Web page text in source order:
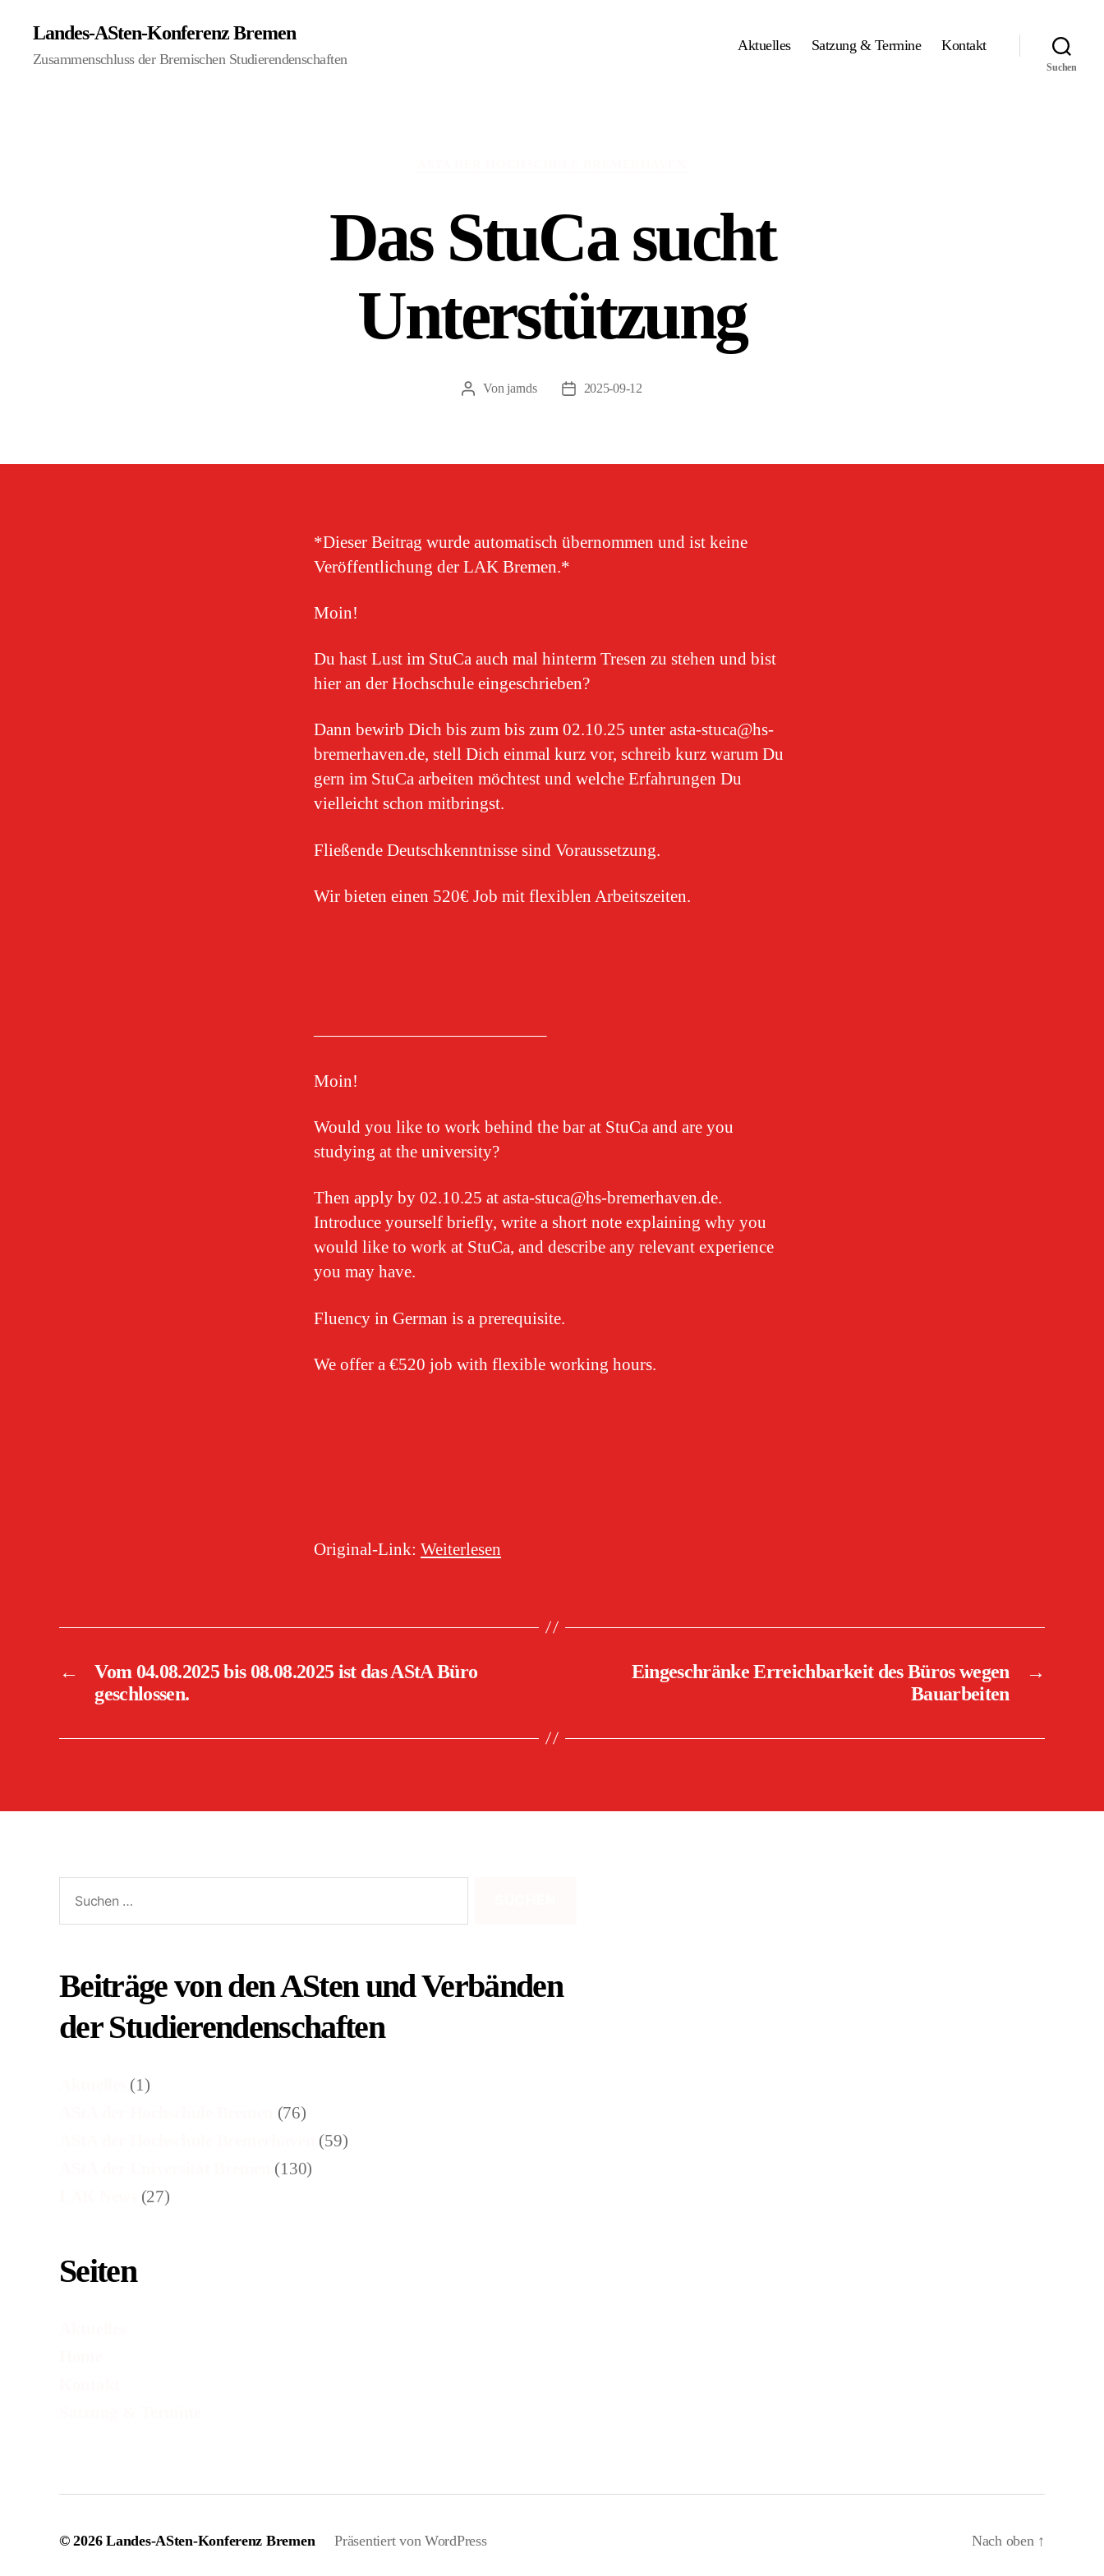
Landes-ASten-Konferenz Bremen
Zusammenschluss der Bremischen Studierendenschaften
Aktuelles Satzung & Termine Kontakt
Suchen
Das StuCa sucht
Unterstützung
Beitragsautor
Von jarnds Veröffentlichungsdatum
2025-09-12
*Dieser Beitrag wurde automatisch übernommen und ist keine
Veröffentlichung der LAK Bremen.*
Moin!
Du hast Lust im StuCa auch mal hinterm Tresen zu stehen und bist
hier an der Hochschule eingeschrieben?
Dann bewirb Dich bis zum bis zum 02.10.25 unter asta-stuca@hs-
bremerhaven.de, stell Dich einmal kurz vor, schreib kurz warum Du
gern im StuCa arbeiten möchtest und welche Erfahrungen Du
vielleicht schon mitbringst.
Fließende Deutschkenntnisse sind Voraussetzung.
Wir bieten einen 520€ Job mit flexiblen Arbeitszeiten.
—————————————–
Moin!
Would you like to work behind the bar at StuCa and are you
studying at the university?
Then apply by 02.10.25 at asta-stuca@hs-bremerhaven.de.
Introduce yourself briefly, write a short note explaining why you
would like to work at StuCa, and describe any relevant experience
you may have.
Fluency in German is a prerequisite.
We offer a €520 job with flexible working hours.
Original-Link: ​ Weiterlesen
←
Vom 04.08.2025 bis 08.08.2025 ist das AStA Büro
geschlossen.
→
Eingeschränke Erreichbarkeit des Büros wegen
Bauarbeiten
nach:
Beiträge von den ASten und Verbänden
der Studierendenschaften
(1)
(76)
(59)
(130)
(27)
Seiten
© 2026Landes-ASten-Konferenz Bremen Präsentiert von WordPress Nach oben ↑